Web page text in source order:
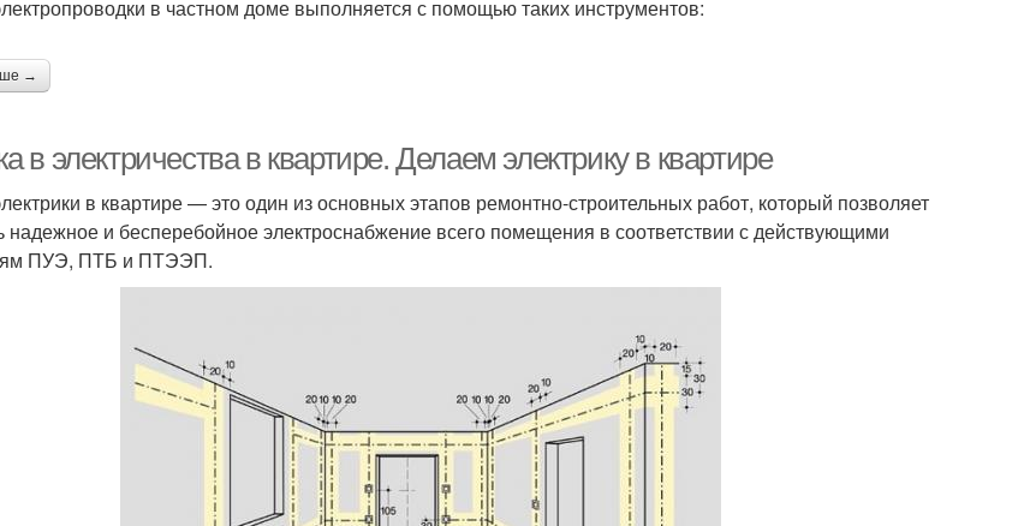
в частном доме выполняется с помощью таких инструментов:
→
в электричества в квартире. Делаем электрику в квартире
в квартире — это один из основных этапов ремонтно-строительных работ, который позволяет
надежное и бесперебойное электроснабжение всего помещения в соответствии с действующими
ПУЭ, ПТБ и ПТЭЭП.